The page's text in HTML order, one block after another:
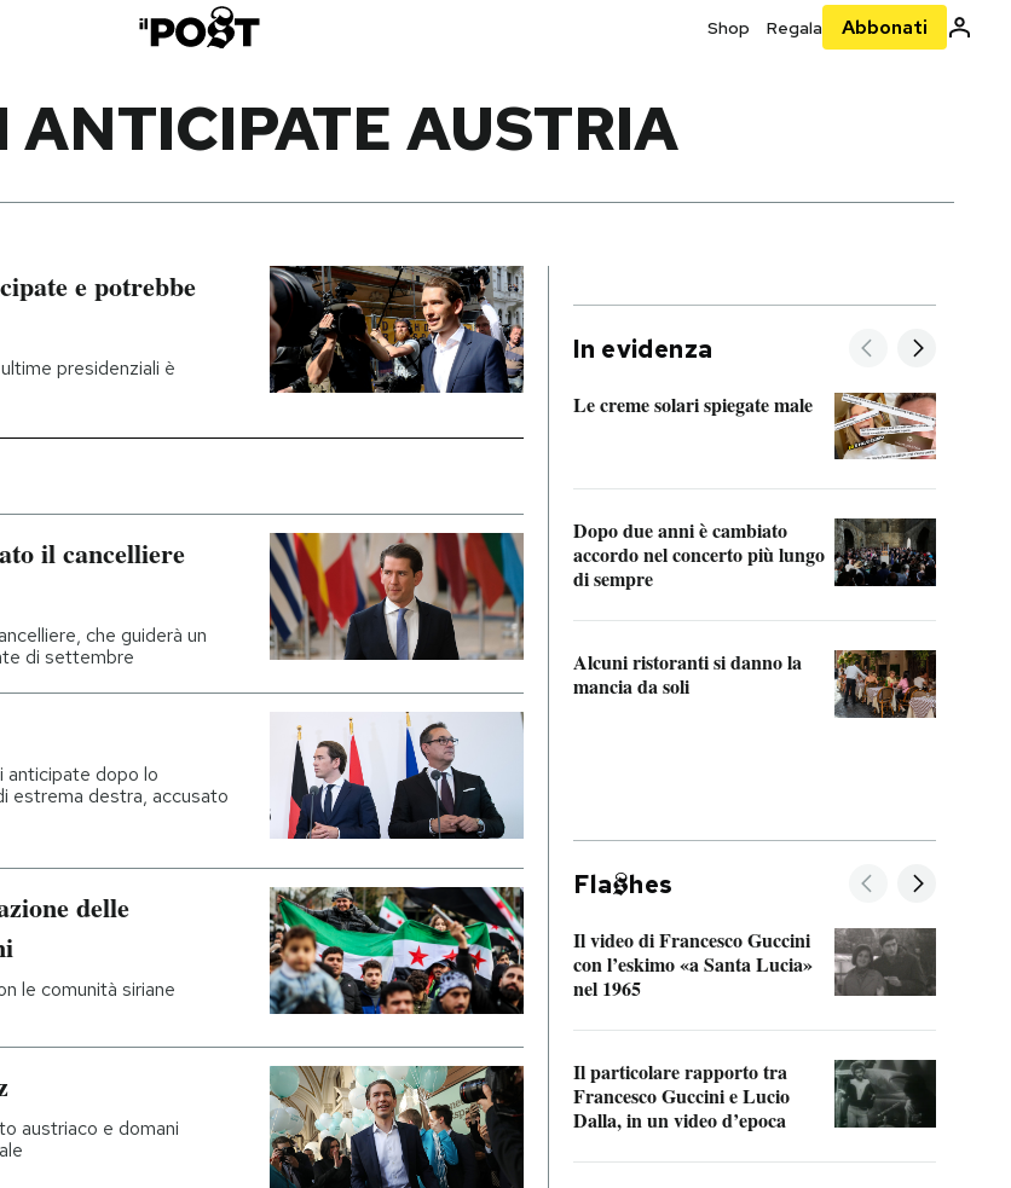
Shop Regala Abbonati
ANTICIPATE AUSTRIA
e potrebbe
presidenziali è
il cancelliere
che guiderà un
di settembre
anticipate dopo lo
estrema destra, accusato
delle
le comunità siriane
austriaco e domani
In evidenza
Le creme solari spiegate male
Dopo due anni è cambiato
accordo nel concerto più lungo
di sempre
Alcuni ristoranti si danno la
mancia da soli
Fla hes
Il video di Francesco Guccini
con l’eskimo «a Santa Lucia»
nel 1965
Il particolare rapporto tra
Francesco Guccini e Lucio
Dalla, in un video d’epoca